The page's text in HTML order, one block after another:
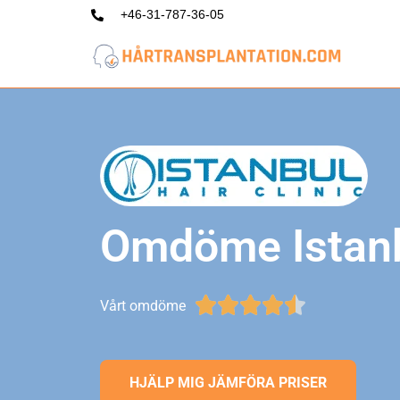
+46-31-787-36-05
Omdöme
Vårt omdöme 
HJÄLP MIG JÄMFÖRA PRISER